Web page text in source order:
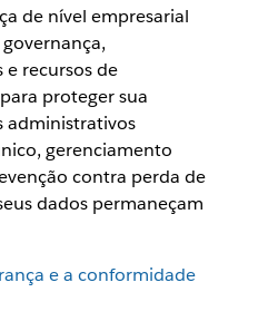
de nível empresarial
recursos de
proteger sua
administrativos
gerenciamento
contra perda de
dados permaneçam
e a conformidade